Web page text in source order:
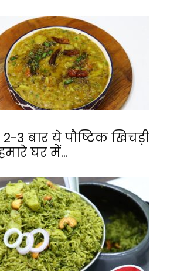
3 बार ये पौष्टिक खिचड़ी
घर में...